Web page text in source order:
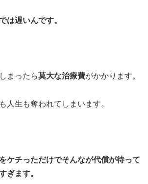
は遅いんです。
まったら莫大な治療費がかかります。
人生も奪われてしまいます。
ケチっただけでそんなが代償が待って
ぎます。